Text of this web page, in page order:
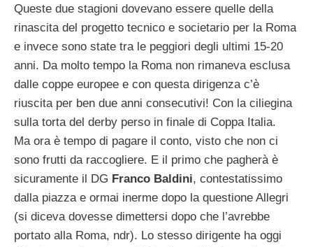
Queste due stagioni dovevano essere quelle della
rinascita del progetto tecnico e societario per la Roma
e invece sono state tra le peggiori degli ultimi 15-20
anni. Da molto tempo la Roma non rimaneva esclusa
dalle coppe europee e con questa dirigenza c’è
riuscita per ben due anni consecutivi! Con la ciliegina
sulla torta del derby perso in finale di Coppa Italia.
Ma ora è tempo di pagare il conto, visto che non ci
sono frutti da raccogliere. E il primo che pagherà è
sicuramente il DG Franco Baldini, contestatissimo
dalla piazza e ormai inerme dopo la questione Allegri
(si diceva dovesse dimettersi dopo che l’avrebbe
portato alla Roma, ndr). Lo stesso dirigente ha oggi